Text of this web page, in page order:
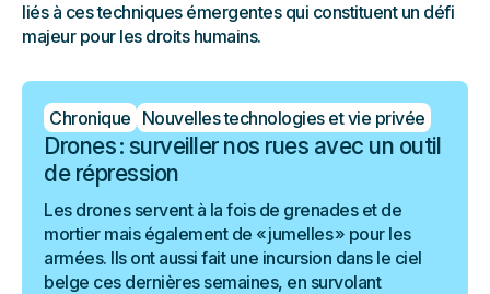
liés à ces techniques émergentes qui constituent un défi
majeur pour les droits humains.
Chronique Nouvelles technologies et vie privée
Drones : surveiller nos rues avec un outil
de répression
Les drones servent à la fois de grenades et de
mortier mais également de « jumelles » pour les
armées. Ils ont aussi fait une incursion dans le ciel
belge ces dernières semaines, en survolant